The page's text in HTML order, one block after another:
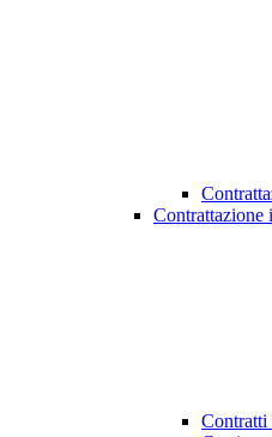
Contrattazione
Contratti